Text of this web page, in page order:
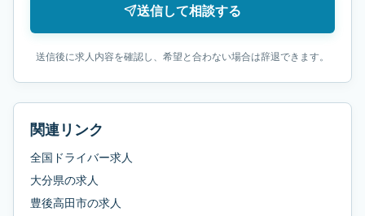
送信して相談する
送信後に求人内容を確認し、希望と合わない場合は辞退できます。
関連リンク
全国ドライバー求人
大分県の求人
豊後高田市の求人